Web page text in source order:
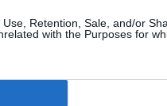
Retention, Sale, and/or
with the Purposes for